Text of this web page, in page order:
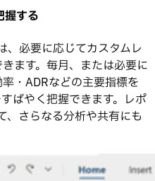
握する
、必要に応じてカスタムレ
ます。毎月、または必要に
・ADRなどの主要指標を
ばやく把握できます。レポ
、さらなる分析や共有にも